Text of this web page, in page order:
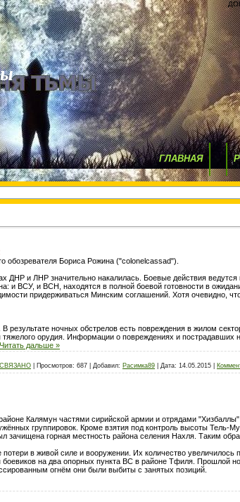
ГЛАВНАЯ
обозревателя Бориса Рожина ("colonelcassad").
ДНР и ЛНР значительно накалилась. Боевые действия ведутся
и ВСУ, и ВСН, находятся в полной боевой готовности в
придерживаться Минским соглашений. Хотя очевидно,
результате ночных обстрелов есть повреждения в жилом
орудия. Информации о повреждениях и пострадавших
Читать дальше »
Просмотров: 687 Добавил: Расимка89 Дата: 14.05.2015
Калямун частями сирийской армии и отрядами
группировок. Кроме взятия под контроль высоты Тель-
зачищена горная местность района селения Нахля. Таким
в живой силе и вооружении. Их количество увеличилось
на два опорных пункта ВС в районе Тфиля. Прошлой
огнём они были выбиты с занятых позиций.